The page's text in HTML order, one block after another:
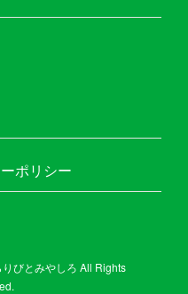
ポリシー
びとみやしろ All Rights